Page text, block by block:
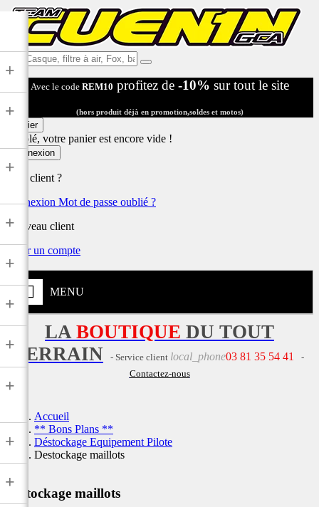
Ex:
Casque,
filtre
air,
Fox,
...
Avec le code REM10 profitez de -10% sur tout le site
(hors produit déjà en promotion,soldes et motos)
Panier
Désolé, votre panier est encore vide !
Connexion
Déjà client ?
Connexion Mot de passe oublié ?
Nouveau client
Créer un compte
MENU
+
+
+
+
+
+
+
+
+
+
LA BOUTIQUE DU TOUT
TERRAIN
- Service client local_phone03 81 35 54 41
-
Contactez-nous
Accueil
** Bons Plans **
Déstockage Equipement Pilote
Destockage maillots
Destockage maillots